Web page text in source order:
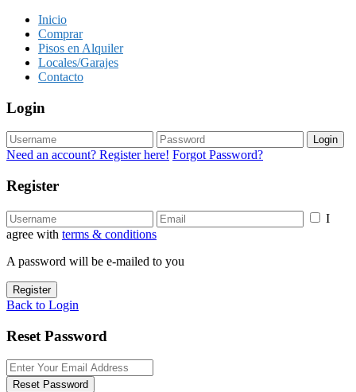
Inicio
Comprar
Pisos en Alquiler
Locales/Garajes
Contacto
Login
Login
Need an account? Register here! Forgot Password?
Register
I
agree with terms & conditions
A password will be e-mailed to you
Register
Back to Login
Reset Password
Reset Password